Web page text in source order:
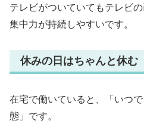
テレビがついていてもテレビ
集中力が持続しやすいです。
休みの日はちゃんと休む
在宅で働いていると、「いつ
態」です。